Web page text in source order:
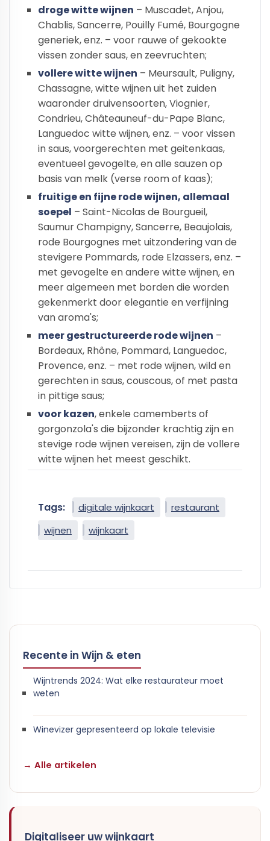
droge witte wijnen – Muscadet, Anjou,
Chablis, Sancerre, Pouilly Fumé, Bourgogne
generiek, enz. – voor rauwe of gekookte
vissen zonder saus, en zeevruchten;
vollere witte wijnen – Meursault, Puligny,
Chassagne, witte wijnen uit het zuiden
waaronder druivensoorten, Viognier,
Condrieu, Châteauneuf-du-Pape Blanc,
Languedoc witte wijnen, enz. – voor vissen
in saus, voorgerechten met geitenkaas,
eventueel gevogelte, en alle sauzen op
basis van melk (verse room of kaas);
fruitige en fijne rode wijnen, allemaal
soepel – Saint-Nicolas de Bourgueil,
Saumur Champigny, Sancerre, Beaujolais,
rode Bourgognes met uitzondering van de
stevigere Pommards, rode Elzassers, enz. –
met gevogelte en andere witte wijnen, en
meer algemeen met borden die worden
gekenmerkt door elegantie en verfijning
van aroma's;
meer gestructureerde rode wijnen –
Bordeaux, Rhône, Pommard, Languedoc,
Provence, enz. – met rode wijnen, wild en
gerechten in saus, couscous, of met pasta
in pittige saus;
voor kazen, enkele camemberts of
gorgonzola's die bijzonder krachtig zijn en
stevige rode wijnen vereisen, zijn de vollere
witte wijnen het meest geschikt.
Tags: digitale wijnkaart
restaurant
wijnen
wijnkaart
Recente in Wijn & eten
Wijntrends 2024: Wat elke restaurateur moet
weten
Winevizer gepresenteerd op lokale televisie
→ Alle artikelen
Digitaliseer uw wijnkaart